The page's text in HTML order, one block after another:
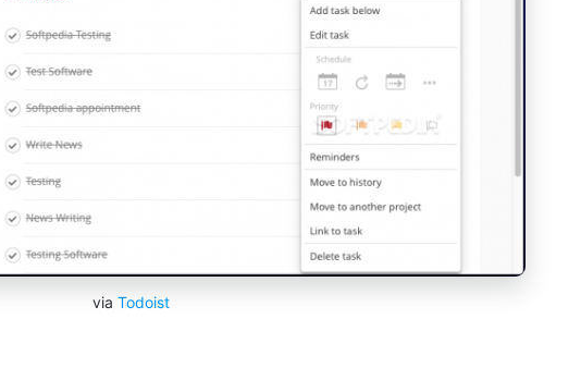
via Todoist